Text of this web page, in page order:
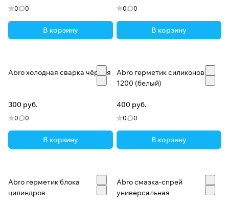
0 0
В корзину
0 0
В корзину
Abro холодная сварка чёрная
300 руб.
0 0
В корзину
Abro герметик силиконовый
1200 (белый)
400 руб.
0 0
В корзину
Abro герметик блока
цилиндров
Abro смазка-спрей
универсальная